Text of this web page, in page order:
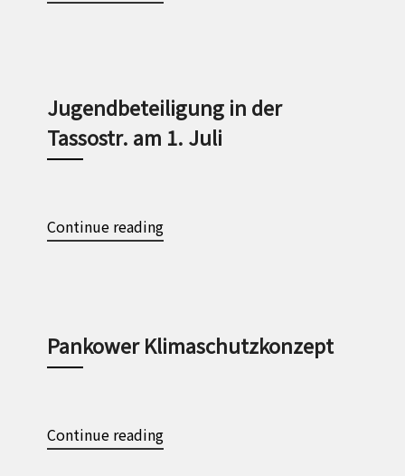
Jugendbeteiligung in der
Tassostr. am 1. Juli
Continue reading
Pankower Klimaschutzkonzept
Continue reading